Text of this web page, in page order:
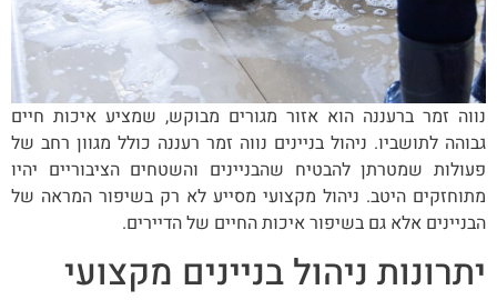
נווה זמר ברעננה הוא אזור מגורים מבוקש, שמציע איכות חיים
גבוהה לתושביו. ניהול בניינים נווה זמר רעננה כולל מגוון רחב של
פעולות שמטרתן להבטיח שהבניינים והשטחים הציבוריים יהיו
מתוחזקים היטב. ניהול מקצועי מסייע לא רק בשיפור המראה של
הבניינים אלא גם בשיפור איכות החיים של הדיירים.
יתרונות ניהול בניינים מקצועי